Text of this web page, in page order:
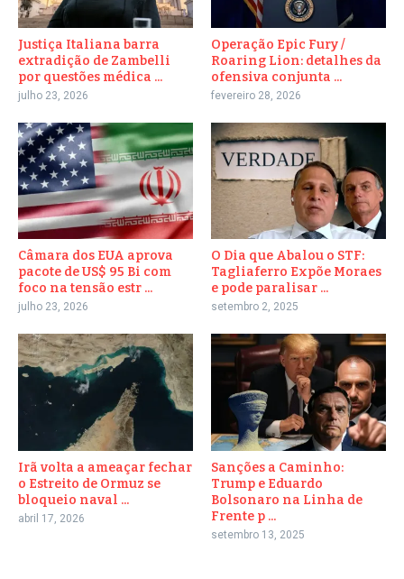
Justiça Italiana barra
extradição de Zambelli
por questões médica ...
julho 23, 2026
Operação Epic Fury /
Roaring Lion: detalhes da
ofensiva conjunta ...
fevereiro 28, 2026
Câmara dos EUA aprova
pacote de US$ 95 Bi com
foco na tensão estr ...
julho 23, 2026
O Dia que Abalou o STF:
Tagliaferro Expõe Moraes
e pode paralisar ...
setembro 2, 2025
Irã volta a ameaçar fechar
o Estreito de Ormuz se
bloqueio naval ...
abril 17, 2026
Sanções a Caminho:
Trump e Eduardo
Bolsonaro na Linha de
Frente p ...
setembro 13, 2025